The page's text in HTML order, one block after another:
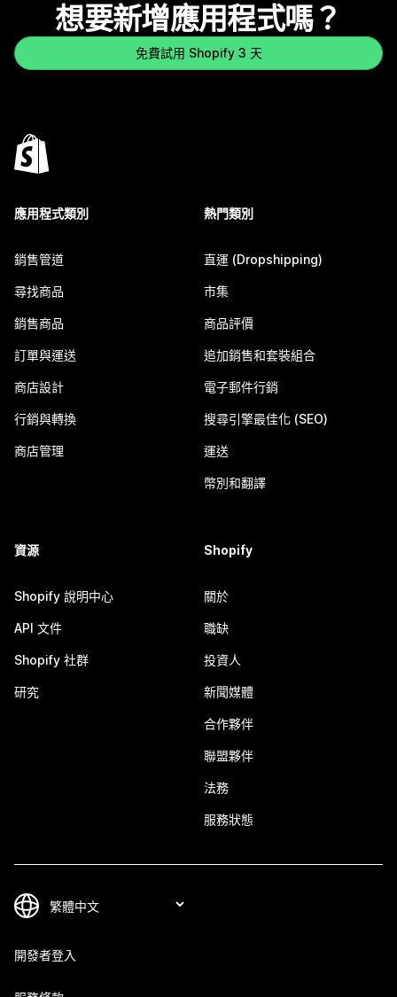
想要新增應用程式嗎？
免費試用 Shopify 3 天
應用程式類別
銷售管道
尋找商品
銷售商品
訂單與運送
商店設計
行銷與轉換
商店管理
熱門類別
直運 (Dropshipping)
市集
商品評價
追加銷售和套裝組合
電子郵件行銷
搜尋引擎最佳化 (SEO)
運送
幣別和翻譯
資源
Shopify 說明中心
API 文件
Shopify 社群
研究
Shopify
關於
職缺
投資人
新聞媒體
合作夥伴
聯盟夥伴
法務
服務狀態
開發者登入